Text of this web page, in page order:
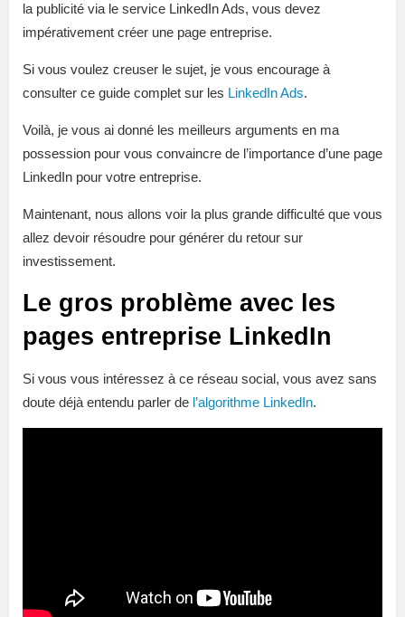
la publicité via le service LinkedIn Ads, vous devez
impérativement créer une page entreprise.
Si vous voulez creuser le sujet, je vous encourage à
consulter ce guide complet sur les LinkedIn Ads.
Voilà, je vous ai donné les meilleurs arguments en ma
possession pour vous convaincre de l’importance d’une page
LinkedIn pour votre entreprise.
Maintenant, nous allons voir la plus grande difficulté que vous
allez devoir résoudre pour générer du retour sur
investissement.
Le gros problème avec les
pages entreprise LinkedIn
Si vous vous intéressez à ce réseau social, vous avez sans
doute déjà entendu parler de l’algorithme LinkedIn.